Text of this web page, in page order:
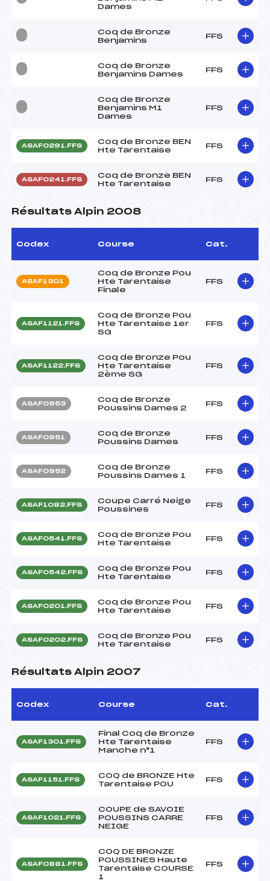
Dames
Coq de Bronze
Benjamins
FFS
Coq de Bronze
Benjamins Dames
FFS
Coq de Bronze
Benjamins M1
Dames
FFS
ASAF0291.FFS
Coq de Bronze BEN
Hte Tarentaise
FFS
ASAF0241.FFS
Coq de Bronze BEN
Hte Tarentaise
FFS
Résultats Alpin 2008
Codex Course Cat.
ASAF1301
Coq de Bronze Pou
Hte Tarentaise
Finale
FFS
ASAF1121.FFS
Coq de Bronze Pou
Hte Tarentaise 1er
SG
FFS
ASAF1122.FFS
Coq de Bronze Pou
Hte Tarentaise
2ème SG
FFS
ASAF0953
Coq de Bronze
Poussins Dames 2
FFS
ASAF0951
Coq de Bronze
Poussins Dames
FFS
ASAF0952
Coq de Bronze
Poussins Dames 1
FFS
ASAF1082.FFS
Coupe Carré Neige
Poussines
FFS
ASAF0541.FFS
Coq de Bronze Pou
Hte Tarentaise
FFS
ASAF0542.FFS
Coq de Bronze Pou
Hte Tarentaise
FFS
ASAF0201.FFS
Coq de Bronze Pou
Hte Tarentaise
FFS
ASAF0202.FFS
Coq de Bronze Pou
Hte Tarentaise
FFS
Résultats Alpin 2007
Codex Course Cat.
ASAF1301.FFS
Final Coq de Bronze
Hte Tarentaise
Manche n°1
FFS
ASAF1151.FFS
COQ de BRONZE Hte
Tarentaise POU
FFS
ASAF1021.FFS
COUPE de SAVOIE
POUSSINS CARRE
NEIGE
FFS
ASAF0881.FFS
COQ DE BRONZE
POUSSINES Haute
Tarentaise COURSE
1
FFS